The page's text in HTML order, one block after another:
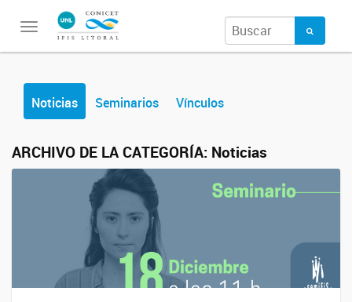
Toggle
Noticias Seminarios Vínculos
ARCHIVO DE LA CATEGORÍA: Noticias